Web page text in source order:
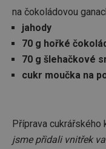
na čokoládovou
jahody
70 g hořké
70 g šlehačkové
cukr moučka na
Příprava cukrářského
jsme přidali vnitřek